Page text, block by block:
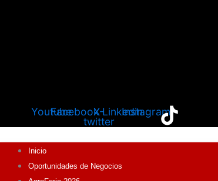
YoutubeFacebookX-
twitter
LinkedinInstagram
Inicio
Oportunidades de Negocios